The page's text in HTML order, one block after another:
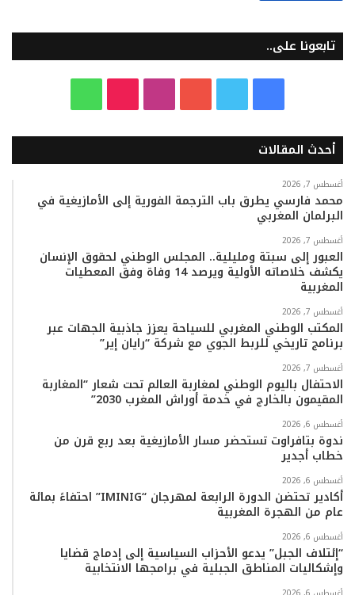
تابعونا على..
س
و
ك
ي
ت
ب
س
ر
ا
k
k
ت
ب
أحدث المقالات
أغسطس 7, 2026
محمد فارسي يطرق باب الترجمة الفورية إلى الأمازيغية في
البرلمان المغربي
أغسطس 7, 2026
العبور إلى سبتة ومليلية.. المجلس الوطني لحقوق الإنسان
يكشف خلاصاته الأولية ويرصد 14 وفاة وفق المعطيات
المغربية
أغسطس 7, 2026
المكتب الوطني المغربي للسياحة يعزز جاذبية الجهات عبر
برنامج تاريخي للربط الجوي مع شركة “رايان إير”
أغسطس 7, 2026
الاحتفال باليوم الوطني لمغاربة العالم تحت شعار “المغاربة
المقيمون بالخارج في خدمة أوراش المغرب 2030”
أغسطس 6, 2026
ندوة بتافراوت تستحضر مسار الأمازيغية بعد ربع قرن من
خطاب أجدير
أغسطس 6, 2026
أكادير تحتضن الدورة الرابعة لمهرجان “IMINIG” احتفاءً بمائة
عام من الهجرة المغربية
أغسطس 6, 2026
“إئتلاف الجبل” يدعو الأحزاب السياسية إلى إدماج قضايا
وإشكاليات المناطق الجبلية في برامجها الانتخابية